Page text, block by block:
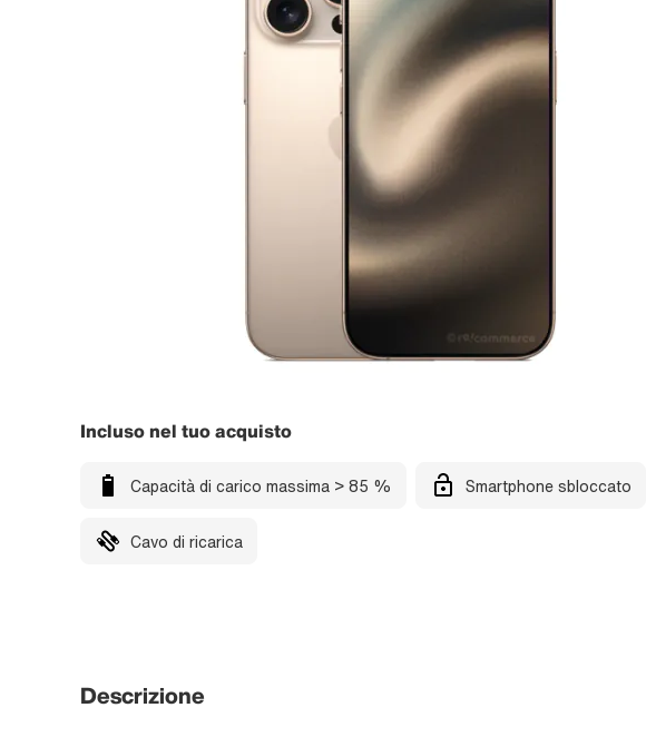
Incluso nel tuo acquisto
Capacità di carico massima > 85 % Smartphone sbloccato
Cavo di ricarica
Descrizione